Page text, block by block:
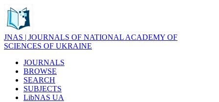
JNAS | JOURNALS OF NATIONAL ACADEMY OF
SCIENCES OF UKRAINE
JOURNALS
BROWSE
SEARCH
SUBJECTS
LibNAS UA